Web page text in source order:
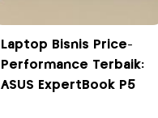
Laptop Bisnis Price-
Performance Terbaik:
ASUS ExpertBook P5